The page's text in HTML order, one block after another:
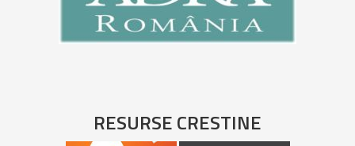
RESURSE CRESTINE